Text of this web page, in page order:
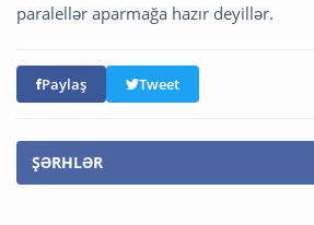
paralellər aparmağa hazır deyillər.
Paylaş Tweet
ŞƏRHLƏR